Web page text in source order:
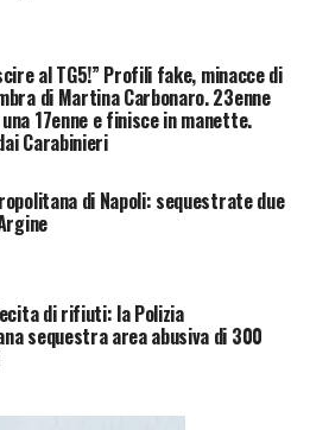
al TG5!” Profili fake, minacce di
di Martina Carbonaro. 23enne
17enne e finisce in manette.
Carabinieri
di Napoli: sequestrate due
di rifiuti: la Polizia
sequestra area abusiva di 300